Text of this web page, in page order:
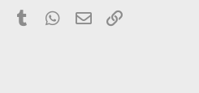
PinterestTumblr WhatsApp
E-posta